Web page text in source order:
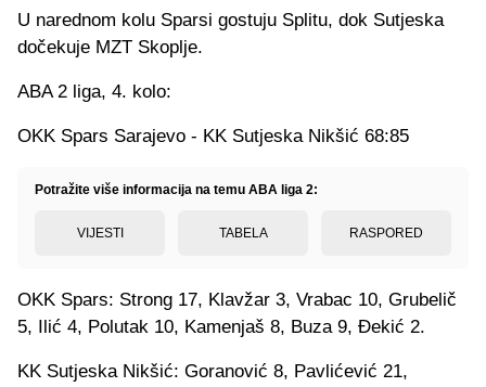
U narednom kolu Sparsi gostuju Splitu, dok Sutjeska
dočekuje MZT Skoplje.
ABA 2 liga, 4. kolo:
OKK Spars Sarajevo - KK Sutjeska Nikšić 68:85
Potražite više informacija na temu ABA liga 2:
VIJESTI TABELA RASPORED
OKK Spars: Strong 17, Klavžar 3, Vrabac 10, Grubelič
5, Ilić 4, Polutak 10, Kamenjaš 8, Buza 9, Đekić 2.
KK Sutjeska Nikšić: Goranović 8, Pavlićević 21,